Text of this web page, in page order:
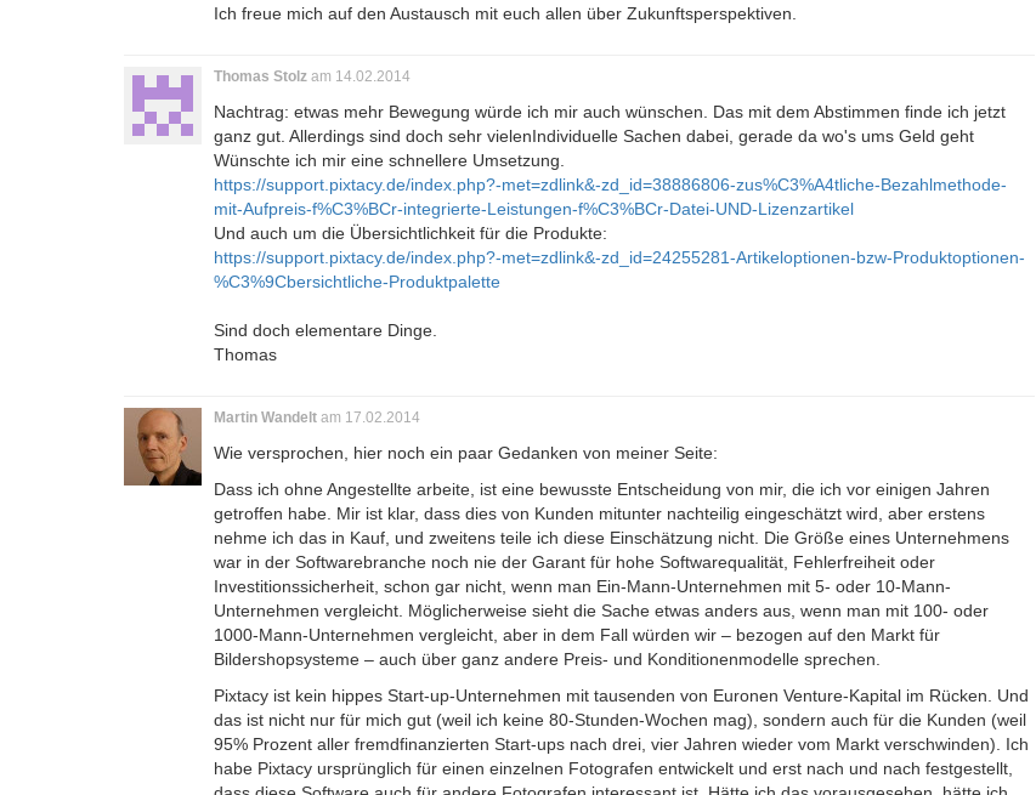
Ich freue mich auf den Austausch mit euch allen über Zukunftsperspektiven.
Thomas Stolz am 14.02.2014
Nachtrag: etwas mehr Bewegung würde ich mir auch wünschen. Das mit dem Abstimmen finde ich jetzt
ganz gut. Allerdings sind doch sehr vielenIndividuelle Sachen dabei, gerade da wo's ums Geld geht
Wünschte ich mir eine schnellere Umsetzung.
https://support.pixtacy.de/index.php?-met=zdlink&-zd_id=38886806-zus%C3%A4tliche-Bezahlmethode-
mit-Aufpreis-f%C3%BCr-integrierte-Leistungen-f%C3%BCr-Datei-UND-Lizenzartikel
Und auch um die Übersichtlichkeit für die Produkte:
https://support.pixtacy.de/index.php?-met=zdlink&-zd_id=24255281-Artikeloptionen-bzw-Produktoptionen-
%C3%9Cbersichtliche-Produktpalette
Sind doch elementare Dinge.
Thomas
Martin Wandelt am 17.02.2014
Wie versprochen, hier noch ein paar Gedanken von meiner Seite:
Dass ich ohne Angestellte arbeite, ist eine bewusste Entscheidung von mir, die ich vor einigen Jahren
getroffen habe. Mir ist klar, dass dies von Kunden mitunter nachteilig eingeschätzt wird, aber erstens
nehme ich das in Kauf, und zweitens teile ich diese Einschätzung nicht. Die Größe eines Unternehmens
war in der Softwarebranche noch nie der Garant für hohe Softwarequalität, Fehlerfreiheit oder
Investitionssicherheit, schon gar nicht, wenn man Ein-Mann-Unternehmen mit 5- oder 10-Mann-
Unternehmen vergleicht. Möglicherweise sieht die Sache etwas anders aus, wenn man mit 100- oder
1000-Mann-Unternehmen vergleicht, aber in dem Fall würden wir – bezogen auf den Markt für
Bildershopsysteme – auch über ganz andere Preis- und Konditionenmodelle sprechen.
Pixtacy ist kein hippes Start-up-Unternehmen mit tausenden von Euronen Venture-Kapital im Rücken. Und
das ist nicht nur für mich gut (weil ich keine 80-Stunden-Wochen mag), sondern auch für die Kunden (weil
95% Prozent aller fremdfinanzierten Start-ups nach drei, vier Jahren wieder vom Markt verschwinden). Ich
habe Pixtacy ursprünglich für einen einzelnen Fotografen entwickelt und erst nach und nach festgestellt,